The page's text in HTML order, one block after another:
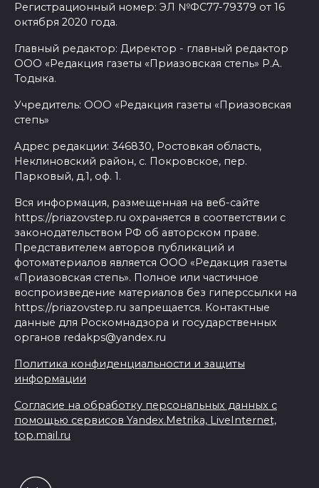
Регистрационный номер: ЭЛ №ФС77-79379 от 16
октября 2020 года.
Главный редактор: Директор - главный редактор
ООО «Редакция газеты «Приазовская степь» Р.А.
Тодыка.
Учредитель: ООО «Редакция газеты «Приазовская
степь»
Адрес редакции: 346830, Ростовкая область,
Неклиновский район, с. Покровское, пер.
Парковый, д.1, оф. 1.
Вся информация, размещенная на веб-сайте
https://priazovstep.ru охраняется в соответствии с
законодательством РФ об авторском праве.
Представителем авторов публикаций и
фотоматериалов является ООО «Редакция газеты
«Приазовская степь». Полное или частичное
воспроизведение материалов без гиперссылки на
https://priazovstep.ru запрещается. Контактные
данные для Роскомнадзора и государственных
органов redakps@yandex.ru
Политика конфиденциальности и защиты
информации
Согласие на обработку персональных данных с
помощью сервисов Yandex.Metrika, LiveInternet,
top.mail.ru